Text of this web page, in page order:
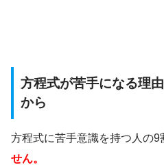
方程式が苦手になる理
から
方程式に苦手意識を持つ人の9
せん。